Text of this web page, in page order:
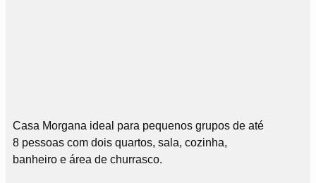
Casa Morgana ideal para pequenos grupos de até
8 pessoas com dois quartos, sala, cozinha,
banheiro e área de churrasco.